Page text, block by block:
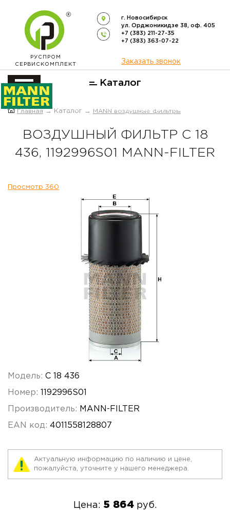
РУСПРОМ
СЕРВИСКОМПЛЕКТ
г. Новосибирск
ул. Орджоникидзе 38, оф. 405
+7 (383) 211-27-35
+7 (383) 363-07-22
Заказать звонок
Каталог
ОФИЦИАЛЬНЫЙ ДИСТРИБЬЮТОР
Главная → Каталог → MANN воздушные фильтры
ВОЗДУШНЫЙ ФИЛЬТР C 18
436, 1192996S01 MANN-FILTER
Просмотр 360
Модель: C 18 436
Номер: 1192996S01
Производитель: MANN-FILTER
EAN код: 4011558128807
Актуальную информацию по наличию и цене,
пожалуйста, уточните у нашего менеджера.
Цена: 5 864 руб.